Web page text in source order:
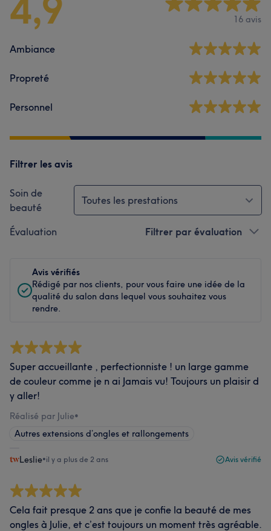
4,9 16 avis
Ambiance
Propreté
Personnel
Filtrer les avis
Soin de
beauté
Toutes les prestations
Évaluation Filtrer par évaluation
Avis vérifiés
Rédigé par nos clients, pour vous faire une idée de la
qualité du salon dans lequel vous souhaitez vous
rendre.
Super accueillante , perfectionniste ! un large gamme
de couleur comme je n ai Jamais vu! Toujours un plaisir d
y aller!
Réalisé par Julie•
Autres extensions d’ongles et rallongements
Leslie•il y a plus de 2 ans Avis vérifié
Cela fait presque 2 ans que je confie la beauté de mes
ongles à Julie, et c’est toujours un moment très agréable.